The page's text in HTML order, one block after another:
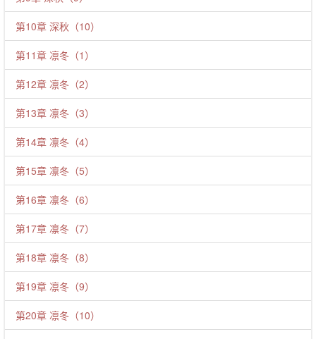
第10章 深秋（10）
第11章 凛冬（1）
第12章 凛冬（2）
第13章 凛冬（3）
第14章 凛冬（4）
第15章 凛冬（5）
第16章 凛冬（6）
第17章 凛冬（7）
第18章 凛冬（8）
第19章 凛冬（9）
第20章 凛冬（10）